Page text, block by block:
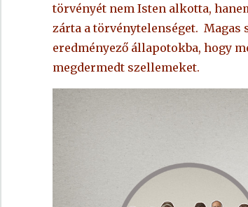
törvényét nem Isten alkotta,
zárta a törvénytelenséget.
eredményező állapotokba, hogy
megdermedt szellemeket.